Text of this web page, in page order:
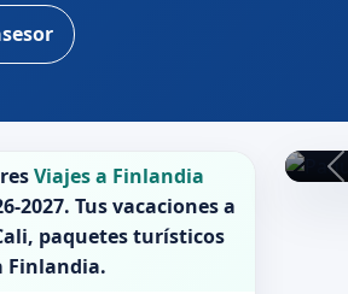
Viajes a Finlandia
2027. Tus vacaciones a
paquetes turísticos
Finlandia.